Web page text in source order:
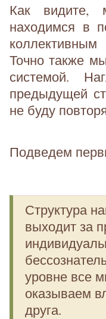
Как
находимся в
Точно также
системой.
предыдущей
не буду
Подведем
Структура
выходит за
уровне все
оказываем
друга.